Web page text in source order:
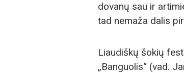
dovanų sau ir
tad nemaža dalis
Liaudiškų šokių
„Banguolis“ (vad.